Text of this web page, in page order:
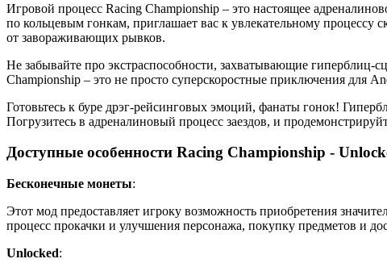
Игровой процесс Racing Championship – это настоящее
по кольцевым гонкам, приглашает вас к увлекательному процессу
от завораживающих рывков.
Не забывайте про экстраспособности, захватывающие гиперблиц-
Championship – это не просто суперскоростные приключения для
Готовьтесь к буре дрэг-рейсинговых эмоций, фанаты гонок!
Погрузитесь в адреналиновый процесс заездов, и
Доступные особенности Racing Championship -
Бесконечные монеты:
Этот мод предоставляет игроку возможность приобретения
процесс прокачки и улучшения персонажа, покупку предметов и
Unlocked: